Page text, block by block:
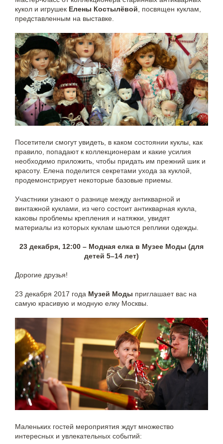
кукол и игрушек Елены Костылёвой, посвящен куклам,
представленным на выставке.
Посетители смогут увидеть, в каком состоянии куклы, как
правило, попадают к коллекционерам и какие усилия
необходимо приложить, чтобы придать им прежний шик и
красоту. Елена поделится секретами ухода за куклой,
продемонстрирует некоторые базовые приемы.
Участники узнают о разнице между антикварной и
винтажной куклами, из чего состоит антикварная кукла,
каковы проблемы крепления и натяжки, увидят
материалы из которых куклам шьются реплики одежды.
23 декабря, 12:00 – Модная елка в Музее Моды (для
детей 5–14 лет)
Дорогие друзья!
23 декабря 2017 года Музей Моды приглашает вас на
самую красивую и модную елку Москвы.
Маленьких гостей мероприятия ждут множество
интересных и увлекательных событий: